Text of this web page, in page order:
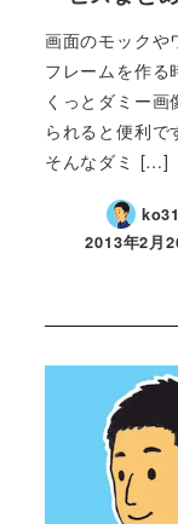
画面のモックや
フレームを作る
くっとダミー画
られると便利で
そんなダミ […]
ko31
2013年2月